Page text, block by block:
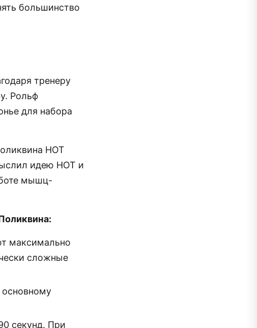
большинство
тренеру
Рольф
для набора
НОТ
идею НОТ и
мышц-
максимально
сложные
основному
секунд. При